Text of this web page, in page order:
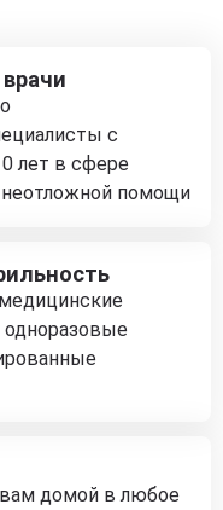
с
лет в сфере
неотложной помощи
одноразовые
домой в любое